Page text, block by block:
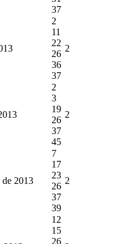
37
2
11
22
26
36
37
2
2
3
19
26
37
45
2
2013
7
17
23
26
37
39
2
12
15
26